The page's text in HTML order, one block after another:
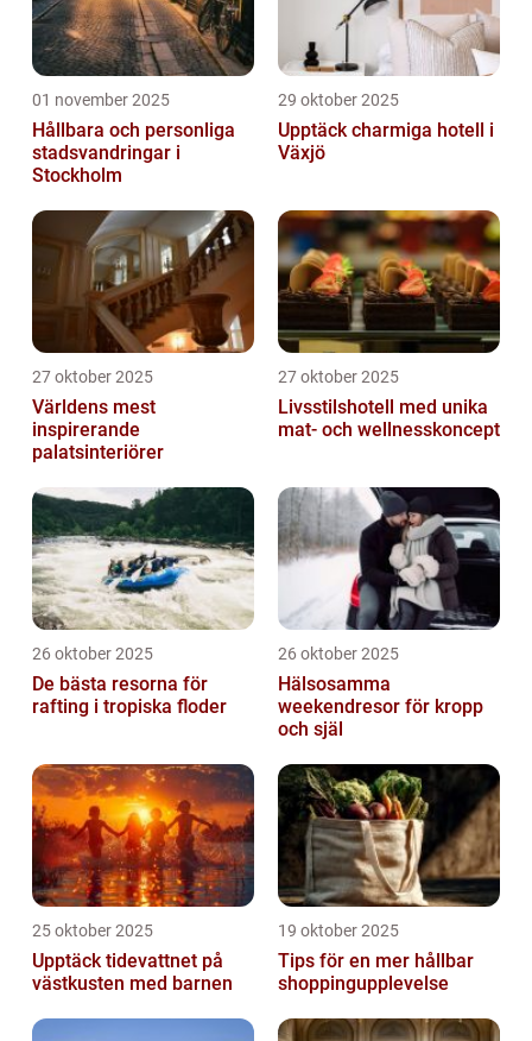
01 november 2025
Hållbara och personliga
stadsvandringar i
Stockholm
29 oktober 2025
Upptäck charmiga hotell i
Växjö
27 oktober 2025
Världens mest
inspirerande
palatsinteriörer
27 oktober 2025
Livsstilshotell med unika
mat- och wellnesskoncept
26 oktober 2025
De bästa resorna för
rafting i tropiska floder
26 oktober 2025
Hälsosamma
weekendresor för kropp
och själ
25 oktober 2025
Upptäck tidevattnet på
västkusten med barnen
19 oktober 2025
Tips för en mer hållbar
shoppingupplevelse